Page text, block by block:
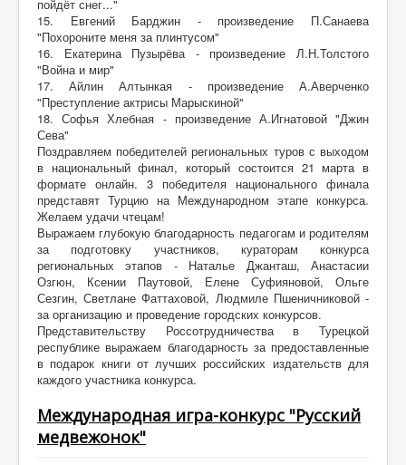
пойдёт снег..."
15. Евгений Барджин - произведение П.Санаева
"Похороните меня за плинтусом"
16. Екатерина Пузырёва - произведение Л.Н.Толстого
"Война и мир"
17. Айлин Алтынкая - произведение А.Аверченко
"Преступление актрисы Марыскиной"
18. Софья Хлебная - произведение А.Игнатовой "Джин
Сева"
Поздравляем победителей региональных туров с выходом
в национальный финал, который состоится 21 марта в
формате онлайн. 3 победителя национального финала
представят Турцию на Международном этапе конкурса.
Желаем удачи чтецам!
Выражаем глубокую благодарность педагогам и родителям
за подготовку участников, кураторам конкурса
региональных этапов - Наталье Джанташ, Анастасии
Озгюн, Ксении Паутовой, Елене Суфияновой, Ольге
Сезгин, Светлане Фаттаховой, Людмиле Пшеничниковой -
за организацию и проведение городских конкурсов.
Представительству Россотрудничества в Турецкой
республике выражаем благодарность за предоставленные
в подарок книги от лучших российских издательств для
каждого участника конкурса.
Международная игра-конкурс "Русский
медвежонок"